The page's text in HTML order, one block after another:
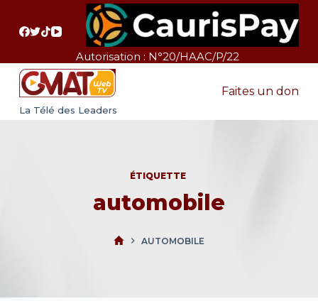
a
Autorisation : N°20/HAAC/P/22
La Télé des Leaders
Faites un don
ÉTIQUETTE
automobile
AUTOMOBILE